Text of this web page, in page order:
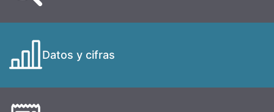
Datos y cifras